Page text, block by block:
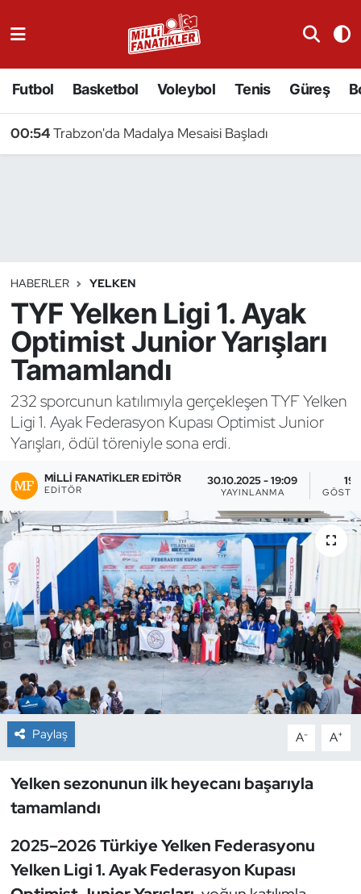
Futbol Basketbol Voleybol Tenis Güreş
00:54Trabzon'da Madalya Mesaisi Başladı
HABERLER YELKEN
TYF Yelken Ligi 1. Ayak
Optimist Junior Yarışları
Tamamlandı
232 sporcunun katılımıyla gerçekleşen TYF Yelken
Ligi 1. Ayak Federasyon Kupası Optimist Junior
Yarışları, ödül töreniyle sona erdi.
MILLI FANATIKLER EDITÖR
EDITÖR
30.10.2025 - 19:09
YAYINLANMA
19
Paylaş A- A+
Yelken sezonunun ilk heyecanı başarıyla
tamamlandı
2025–2026 Türkiye Yelken Federasyonu
Yelken Ligi 1. Ayak Federasyon Kupası
Badminton
Binicilik
Bisiklet
Boks
Briç
Buz Hokeyi
Buz Pateni
Çim Hokeyi
Cimnastik
Curling
Dağcılık
Dövüş Sanatı
E-Spor
Eskrim